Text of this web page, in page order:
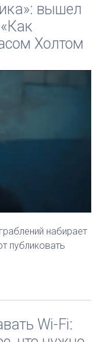
вышел
Холтом
набирает
публиковать
Wi-Fi: